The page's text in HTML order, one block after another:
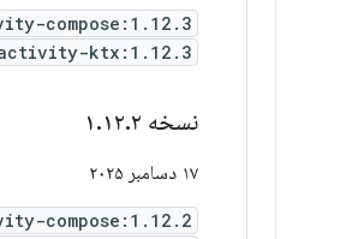
compose:1.12.3
ktx:1.12.3
نسخه ۱ .۱۲.۲
۱۷ دسامبر ۲۰۲۵
compose:1.12.2